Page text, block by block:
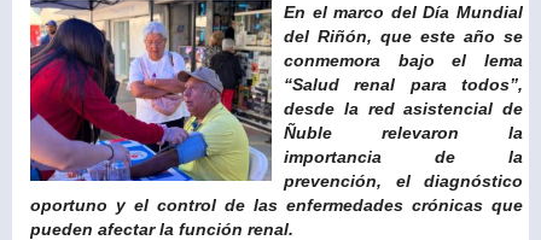
En el marco del Día Mundial
del Riñón, que este año se
conmemora bajo el lema
“Salud renal para todos”,
desde la red asistencial de
Ñuble relevaron la
importancia de la
prevención, el diagnóstico
oportuno y el control de las enfermedades crónicas que
pueden afectar la función renal.